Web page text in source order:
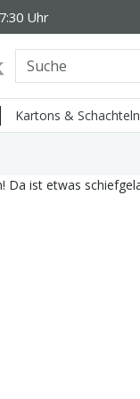
Uhr
Kartons & Schachteln